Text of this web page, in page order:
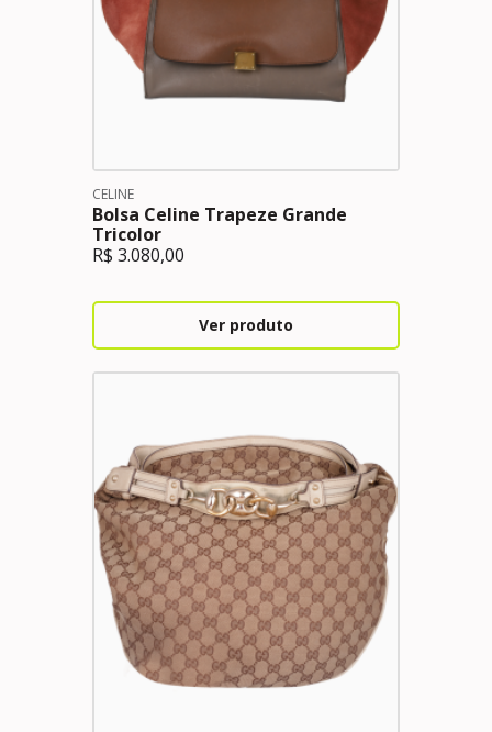
CELINE
Bolsa Celine Trapeze Grande
Tricolor
R$ 3.080,00
Ver produto